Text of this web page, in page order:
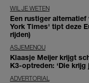
WIL JE WETEN
Een rustiger alternatief
York Times' tipt deze
rijden)
ASJEMENOU
Klaasje Meijer krijgt
K3-optreden: ‘Die krijg
ADVERTORIAL